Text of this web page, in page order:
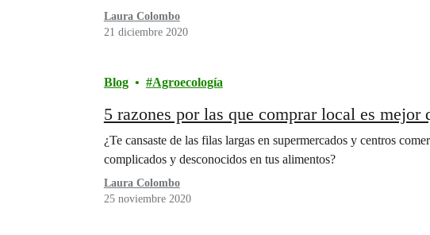
Laura Colombo
21 diciembre 2020
Blog Agroecología
5 razones por las que comprar local es mejor
¿Te cansaste de las filas largas en supermercados y centros
complicados y desconocidos en tus alimentos?
Laura Colombo
25 noviembre 2020